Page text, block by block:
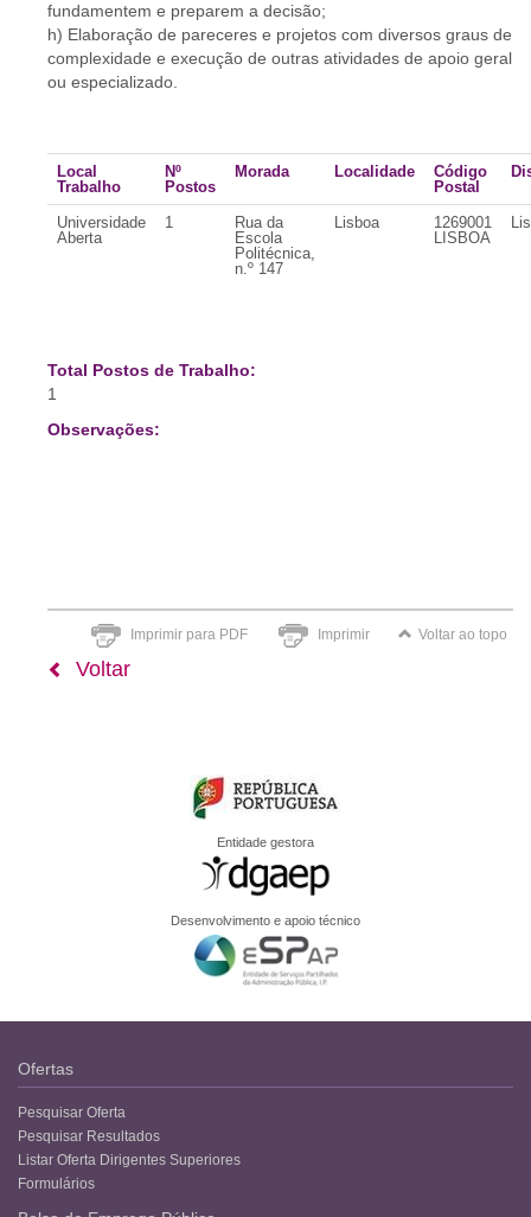
fundamentem e preparem a decisão;
h) Elaboração de pareceres e projetos com diversos graus de
complexidade e execução de outras atividades de apoio geral
ou especializado.
Local
Trabalho
Nº
Postos
Morada Localidade
Código
Postal
Universidade
Aberta
1
Rua da
Escola
Politécnica,
n.º 147
Lisboa
1269001
LISBOA
Total Postos de Trabalho:
1
Observações:
Imprimir para PDF Imprimir Voltar ao topo
Voltar
Entidade gestora
Desenvolvimento e apoio técnico
Ofertas
Pesquisar Oferta
Pesquisar Resultados
Listar Oferta Dirigentes Superiores
Formulários